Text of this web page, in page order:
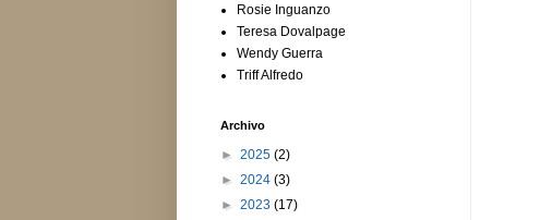
Rosie Inguanzo
Teresa Dovalpage
Wendy Guerra
Triff Alfredo
Archivo
► 2025 (2)
► 2024 (3)
► 2023 (17)